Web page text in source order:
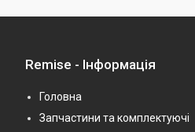
Remise - Інформація
Головна
Запчастини та комплектуючі